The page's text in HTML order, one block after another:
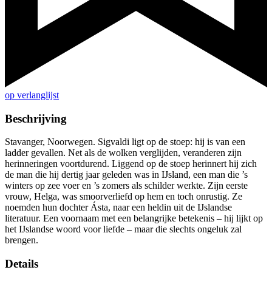
op verlanglijst
Beschrijving
Stavanger, Noorwegen. Sigvaldi ligt op de stoep: hij is van een
ladder gevallen. Net als de wolken verglijden, veranderen zijn
herinneringen voortdurend. Liggend op de stoep herinnert hij zich
de man die hij dertig jaar geleden was in IJsland, een man die ’s
winters op zee voer en ’s zomers als schilder werkte. Zijn eerste
vrouw, Helga, was smoorverliefd op hem en toch onrustig. Ze
noemden hun dochter Ásta, naar een heldin uit de IJslandse
literatuur. Een voornaam met een belangrijke betekenis – hij lijkt op
het IJslandse woord voor liefde – maar die slechts ongeluk zal
brengen.
Details